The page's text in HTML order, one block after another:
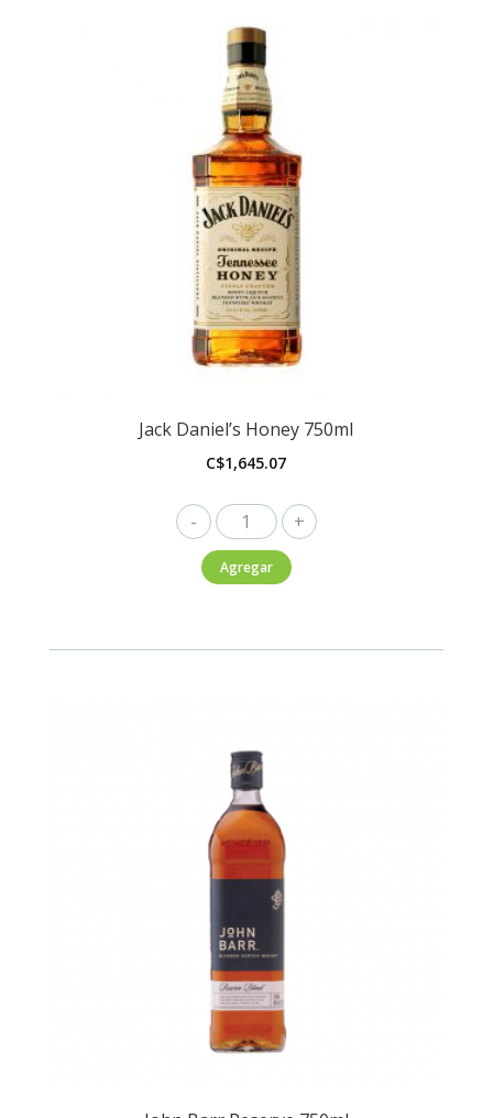
Jack Daniel’s Honey 750ml
C$1,645.07
Jack
Daniel's
Honey
Agregar